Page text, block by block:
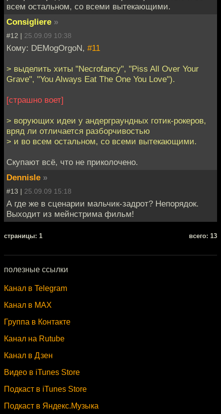
всем остальном, со всеми вытекающими.
Consigliere »
#12 | 25.09.09 10:38
Кому: DEMogOrgoN, #11
> выделить хиты "Necrofancy", "Piss All Over Your
Grave", "You Always Eat The One You Love").
[страшно воет]
> ворующих идеи у андерграундных готик-рокеров,
вряд ли отличается разборчивостью
> и во всем остальном, со всеми вытекающими.
Скупают всё, что не приколочено.
Dennisle »
#13 | 25.09.09 15:18
А где же в сценарии мальчик-задрот? Непорядок.
Выходит из мейнстрима фильм!
cтраницы: 1 всего: 13
полезные ссылки
Канал в Telegram
Канал в MAX
Группа в Контакте
Канал на Rutube
Канал в Дзен
Видео в iTunes Store
Подкаст в iTunes Store
Подкаст в Яндекс.Музыка